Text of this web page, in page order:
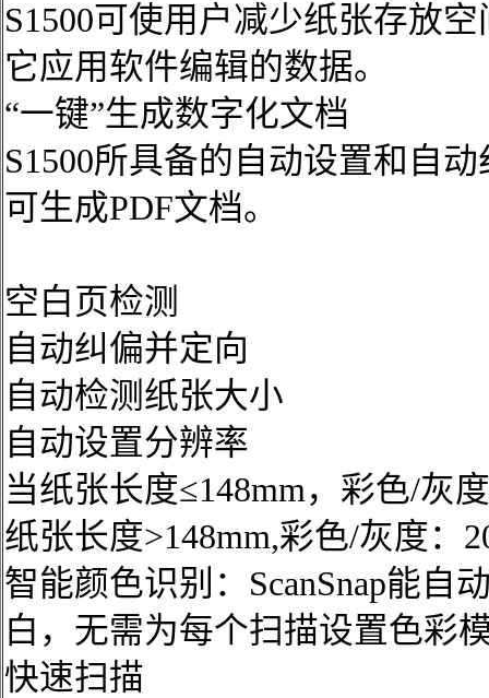
S1500可使用户减少纸张存放
它应用软件编辑的数据。
“一键”生成数字化文档
S1500所具备的自动设置和自
可生成PDF文档。
空白页检测
自动纠偏并定向
自动检测纸张大小
自动设置分辨率
当纸张长度≤148mm，彩色/灰
纸张长度>148mm,彩色/灰度：
智能颜色识别：ScanSnap能自
白，无需为每个扫描设置色彩
快速扫描